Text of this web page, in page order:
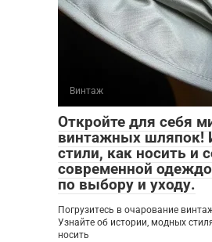
Винтаж
Откройте для себя
винтажных шляпок!
стили, как носить и
современной
по выбору и уходу.
Погрузитесь в очарование
Узнайте об истории, модных
носить